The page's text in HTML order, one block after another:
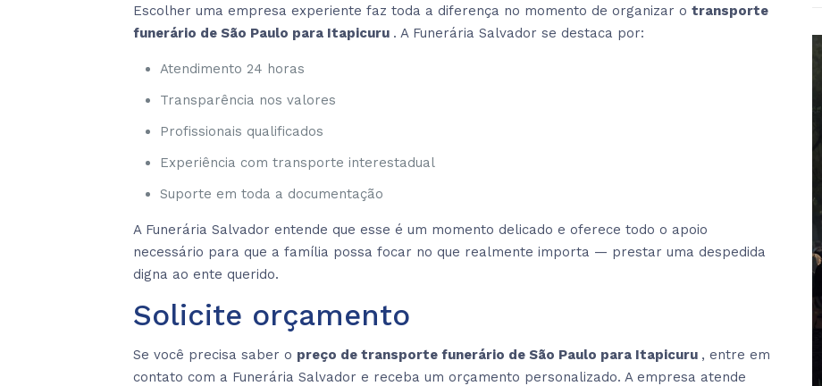
Escolher uma empresa experiente faz toda a diferença no momento de organizar otransporte
funerário de São Paulo para Itapicuru . A Funerária Salvador se destaca por:
Atendimento 24 horas
Transparência nos valores
Profissionais qualificados
Experiência com transporte interestadual
Suporte em toda a documentação
A Funerária Salvador entende que esse é um momento delicado e oferece todo o apoio
necessário para que a família possa focar no que realmente importa — prestar uma despedida
digna ao ente querido.
Solicite orçamento
Se você precisa saber o preço de transporte funerário de São Paulo para Itapicuru , entre em
contato com a Funerária Salvador e receba um orçamento personalizado. A empresa atende